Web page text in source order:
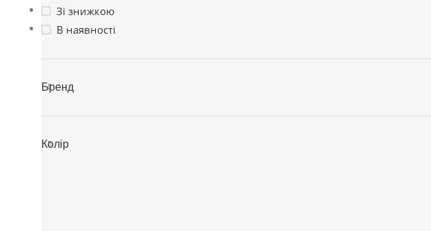
Зі знижкою
В наявності
Бренд
Колір